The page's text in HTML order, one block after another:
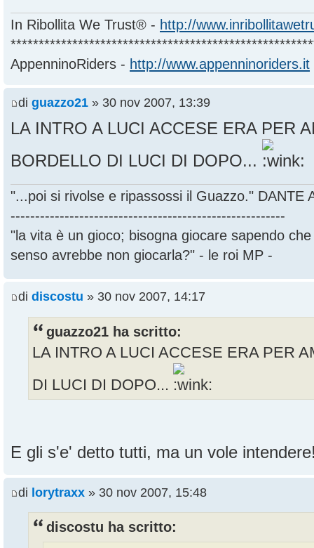
In Ribollita We Trust® - http://
AppenninoRiders - http://www.appenninoriders.it
di guazzo21 » 30 nov 2007, 13:39
LA INTRO A LUCI ACCESE ERA PER
BORDELLO DI LUCI DI DOPO...
"...poi si rivolse e ripassossi il Guazzo." DANTE
--------------------------------------------------------
"la vita è un gioco; bisogna giocare sapendo
senso avrebbe non giocarla?" - le roi MP -
di discostu » 30 nov 2007, 14:17
guazzo21 ha scritto:
LA INTRO A LUCI ACCESE ERA PER
DI LUCI DI DOPO...
E gli s'e' detto tutti, ma un vole
di lorytraxx » 30 nov 2007, 15:48
discostu ha scritto: